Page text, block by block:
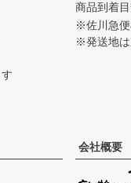
商品到着
※佐川急便
※発送地は
会社概要